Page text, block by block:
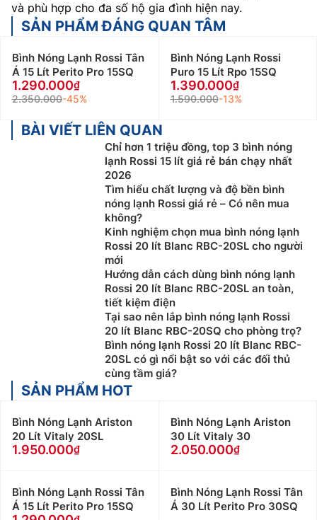
và phù hợp cho đa số hộ gia đình hiện nay.
SẢN PHẨM ĐÁNG QUAN TÂM
Bình Nóng Lạnh Rossi Tân
Á 15 Lít Perito Pro 15SQ
1.290.000
2.350.000-45%
Bình Nóng Lạnh Rossi
Puro 15 Lít Rpo 15SQ
1.390.000
1.590.000-13%
BÀI VIẾT LIÊN QUAN
Chỉ hơn 1 triệu đồng, top 3 bình nóng
lạnh Rossi 15 lít giá rẻ bán chạy nhất
2026
Tìm hiểu chất lượng và độ bền bình
nóng lạnh Rossi giá rẻ – Có nên mua
không?
Kinh nghiệm chọn mua bình nóng lạnh
Rossi 20 lít Blanc RBC-20SL cho người
mới
Hướng dẫn cách dùng bình nóng lạnh
Rossi 20 lít Blanc RBC-20SL an toàn,
tiết kiệm điện
Tại sao nên lắp bình nóng lạnh Rossi
20 lít Blanc RBC-20SQ cho phòng trọ?
Bình nóng lạnh Rossi 20 lít Blanc RBC-
20SL có gì nổi bật so với các đối thủ
cùng tầm giá?
SẢN PHẨM HOT
Bình Nóng Lạnh Ariston
20 Lít Vitaly 20SL
1.950.000
Bình Nóng Lạnh Ariston
30 Lít Vitaly 30
2.050.000
Bình Nóng Lạnh Rossi Tân
Á 15 Lít Perito Pro 15SQ
Bình Nóng Lạnh Rossi Tân
Á 30 Lít Perito Pro 30SQ